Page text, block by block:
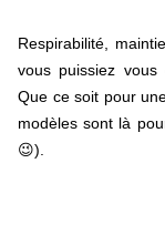
Respirabilité,
vous puissiez vous
Que ce soit pour
modèles sont là
😉).